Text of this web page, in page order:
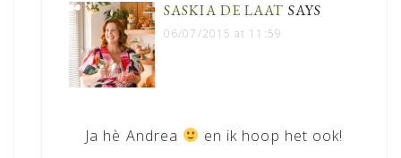
SASKIA DE LAAT SAYS
06/07/2015 at 11:59
Ja hè Andrea en ik hoop het ook!